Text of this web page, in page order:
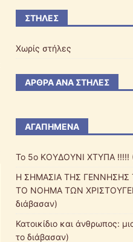
ΣΤΉΛΕΣ
Χωρίς στήλες
ΆΡΘΡΑ ΑΝΆ ΣΤΉΛΕΣ
ΑΓΑΠΗΜΕΝΑ
Το 5ο ΚΟΥΔΟΥΝΙ ΧΤΥΠΑ !!!!!
Η ΣΗΜΑΣΙΑ ΤΗΣ ΓΕΝΝΗΣΗΣ
ΤΟ ΝΟΗΜΑ ΤΩΝ
διάβασαν)
Κατοικίδιο και άνθρωπος:
το διάβασαν)